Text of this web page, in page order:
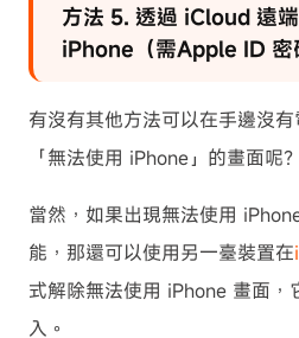
方法 5. 透過 iCloud 遠
iPhone（需Apple ID 密
有沒有其他方法可以在手邊沒
「無法使用 iPhone」的畫面呢？
當然，如果出現無法使用
能，那還可以使用另一臺裝置在
式解除無法使用 iPhone 畫面
入。